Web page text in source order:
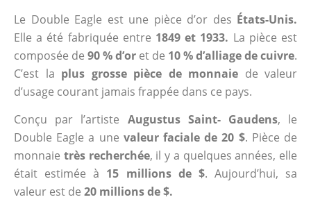
Le Double Eagle est une pièce d’or des États-Unis.
Elle a été fabriquée entre 1849 et 1933. La pièce est
composée de 90 % d’or et de 10 % d’alliage de cuivre.
C’est la plus grosse pièce de monnaie de valeur
d’usage courant jamais frappée dans ce pays.
Conçu par l’artiste Augustus Saint- Gaudens, le
Double Eagle a une valeur faciale de 20 $. Pièce de
monnaie très recherchée, il y a quelques années, elle
était estimée à 15 millions de $. Aujourd’hui, sa
valeur est de 20 millions de $.